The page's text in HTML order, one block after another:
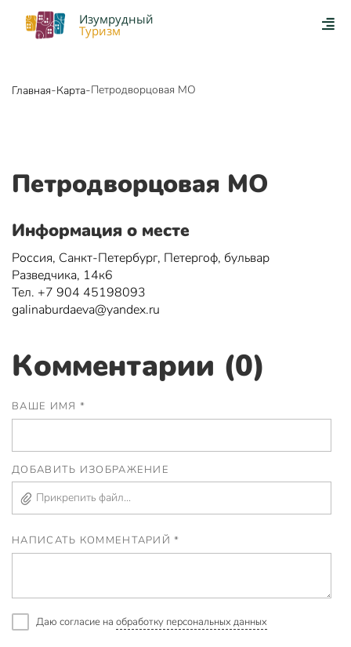
Изумрудный
Туризм
Главная-Карта-Петродворцовая МО
Петродворцовая МО
Информация о месте
Россия, Санкт-Петербург, Петергоф, бульвар
Разведчика, 14к6
Тел. +7 904 45198093
galinaburdaeva@yandex.ru
Комментарии (0)
ВАШЕ ИМЯ *
ДОБАВИТЬ ИЗОБРАЖЕНИЕ
Прикрепить файл...
НАПИСАТЬ КОММЕНТАРИЙ *
Даю согласие на обработку персональных данных